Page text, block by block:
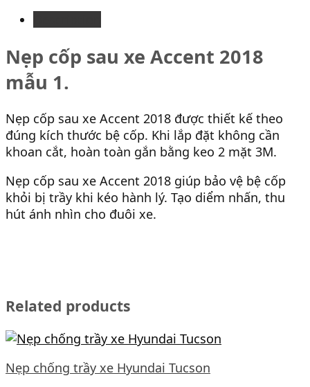
Nẹp cốp sau xe Accent 2018
mẫu 1.
Nẹp cốp sau xe Accent 2018 được thiết kế theo
đúng kích thước bệ cốp. Khi lắp đặt không cần
khoan cắt, hoàn toàn gắn bằng keo 2 mặt 3M.
Nẹp cốp sau xe Accent 2018 giúp bảo vệ bệ cốp
khỏi bị trầy khi kéo hành lý. Tạo diểm nhấn, thu
hút ánh nhìn cho đuôi xe.
Related products
Nẹp chống trầy xe Hyundai Tucson